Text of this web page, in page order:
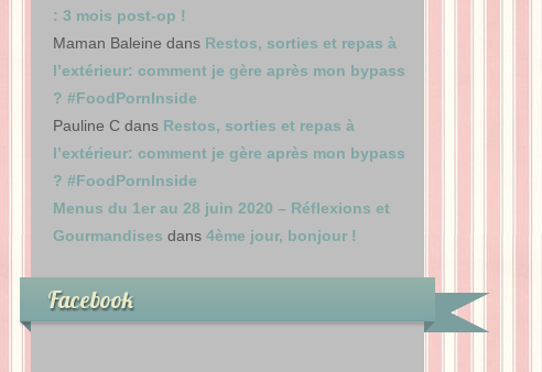
: 3 mois post-op !
Maman Baleine dans Restos, sorties et repas à
l’extérieur: comment je gère après mon bypass
? #FoodPornInside
Pauline Cdans Restos, sorties et repas à
l’extérieur: comment je gère après mon bypass
? #FoodPornInside
Menus du 1er au 28 juin 2020 – Réflexions et
Gourmandises dans 4ème jour, bonjour !
Facebook